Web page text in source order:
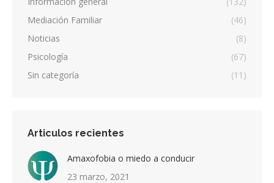
Mediación Familiar
(46)
Noticias
(8)
Psicología
(67)
Sin categoría
(11)
Articulos recientes
Amaxofobia o miedo a conducir
23 marzo, 2021